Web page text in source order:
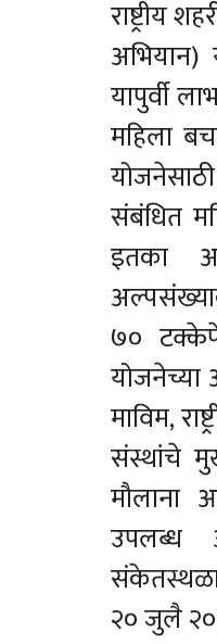
राष्ट्रीय
अभियान)
यापुर्वी
महिला
संबंधित
इतका
७०
योजनेच्या
माविम,
संस्थांचे
मौलाना
उपलब्ध
२० जुलै